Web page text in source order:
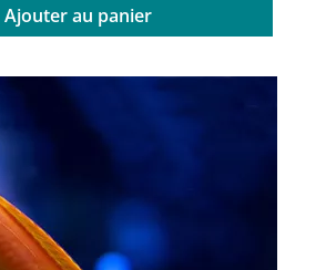
Ajouter au panier